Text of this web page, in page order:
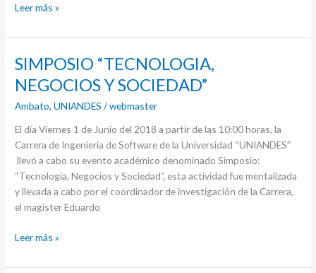
Leer más »
SIMPOSIO “TECNOLOGIA,
NEGOCIOS Y SOCIEDAD”
Ambato,UNIANDES /webmaster
El día Viernes 1 de Junio del 2018 a partir de las 10:00 horas, la
Carrera de Ingeniería de Software de la Universidad “UNIANDES”
llevó a cabo su evento académico denominado Simposio:
“Tecnología, Negocios y Sociedad”, esta actividad fue mentalizada
y llevada a cabo por el coordinador de investigación de la Carrera,
el magister Eduardo
SIMPOSIO
NEGOCIOS
Y
Leer más »